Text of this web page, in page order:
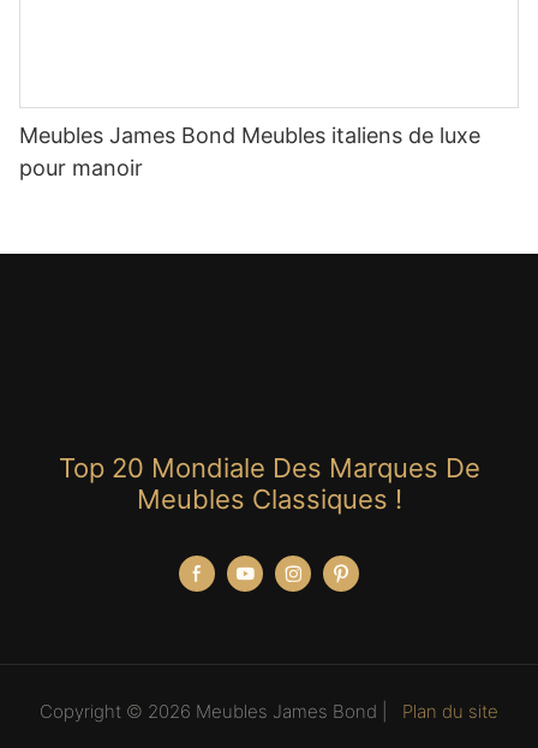
Meubles James Bond Meubles italiens de luxe
pour manoir
Top 20 Mondiale Des Marques De
Meubles Classiques !
Copyright © 2026 Meubles James Bond | Plan du site